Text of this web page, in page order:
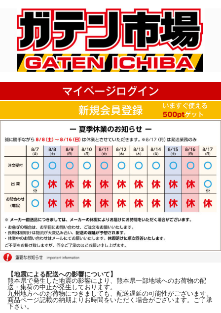
【地震による配送への影響について】
熊本県で発生した地震の影響により、熊本県一部地域へのお荷物の配
送・集荷の中止が発生しております。
九州地方へのお荷物につきましても、配送遅延の可能性がございます。
商品ページ記載の納期よりお時間をいただく場合がございます。ご了承
下さい。